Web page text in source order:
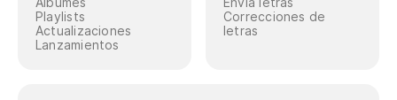
Playlists
Actualizaciones
Lanzamientos
Correcciones de
letras